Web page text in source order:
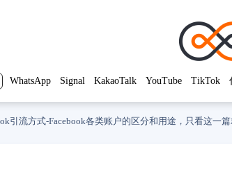
WhatsApp Signal KakaoTalk YouTube TikTok
引流方式-Facebook各类账户的区分和用途，只看这一篇